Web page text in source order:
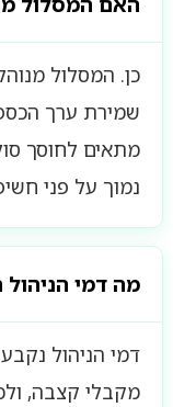
כן. המסלול
שמירת ערך
מתאים לחוסך
נמוך על פני
מה דמי
דמי הניהול
מקבלי קצבה,